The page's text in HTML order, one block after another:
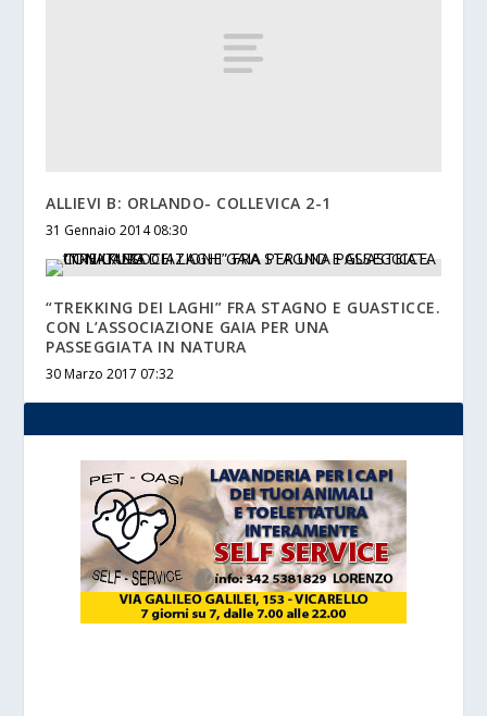
ALLIEVI B: ORLANDO- COLLEVICA 2-1
31 Gennaio 2014 08:30
“TREKKING DEI LAGHI” FRA STAGNO E GUASTICCE.
CON L’ASSOCIAZIONE GAIA PER UNA
PASSEGGIATA IN NATURA
30 Marzo 2017 07:32